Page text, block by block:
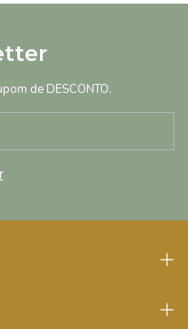
de DESCONTO.